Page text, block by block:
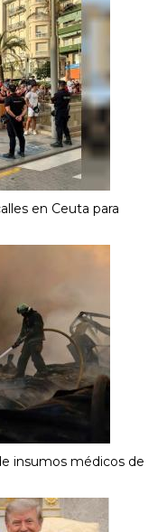
en Ceuta para
insumos médicos de